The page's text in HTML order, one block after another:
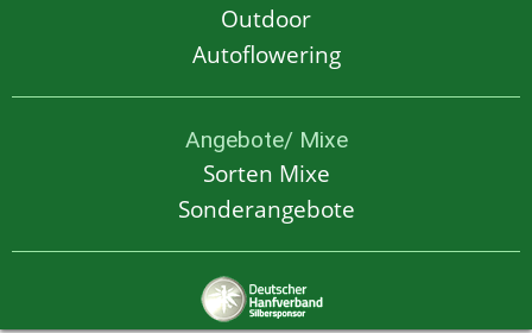
Outdoor
Autoflowering
Angebote/ Mixe
Sorten Mixe
Sonderangebote